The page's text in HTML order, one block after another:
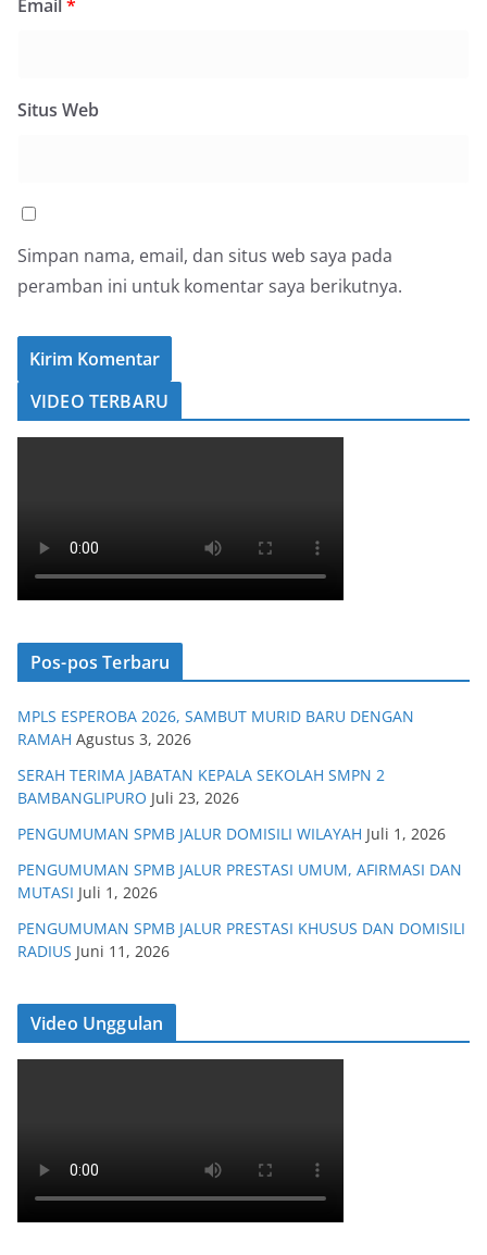
Email *
Situs Web
Simpan nama, email, dan situs web saya pada
peramban ini untuk komentar saya berikutnya.
VIDEO TERBARU
Pos-pos Terbaru
MPLS ESPEROBA 2026, SAMBUT MURID BARU DENGAN
RAMAH Agustus 3, 2026
SERAH TERIMA JABATAN KEPALA SEKOLAH SMPN 2
BAMBANGLIPURO Juli 23, 2026
PENGUMUMAN SPMB JALUR DOMISILI WILAYAH Juli 1, 2026
PENGUMUMAN SPMB JALUR PRESTASI UMUM, AFIRMASI DAN
MUTASI Juli 1, 2026
PENGUMUMAN SPMB JALUR PRESTASI KHUSUS DAN DOMISILI
RADIUS Juni 11, 2026
Video Unggulan